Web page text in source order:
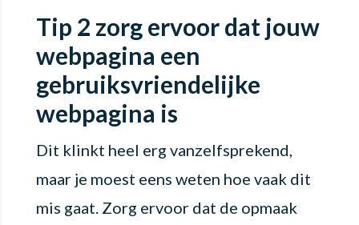
Tip 2 zorg ervoor dat jouw
webpagina een
gebruiksvriendelijke
webpagina is
Dit klinkt heel erg vanzelfsprekend,
maar je moest eens weten hoe vaak dit
mis gaat. Zorg ervoor dat de opmaak